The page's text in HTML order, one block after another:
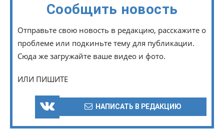
Сообщить новость
Отправьте свою новость в редакцию, расскажите о
проблеме или подкиньте тему для публикации.
Сюда же загружайте ваше видео и фото.
ИЛИ ПИШИТЕ
НАПИСАТЬ В РЕДАКЦИЮ